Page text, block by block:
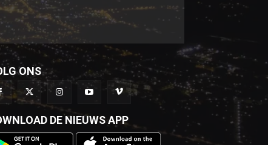
ONS
DE NIEUWS APP